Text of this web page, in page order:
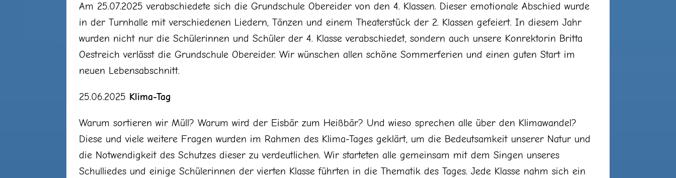
Am 25.07.2025 verabschiedete sich die Grundschule Obereider von den 4. Klassen. Dieser emotionale Abschied wurde
in der Turnhalle mit verschiedenen Liedern, Tänzen und einem Theaterstück der 2. Klassen gefeiert. In diesem Jahr
wurden nicht nur die Schülerinnen und Schüler der 4. Klasse verabschiedet, sondern auch unsere Konrektorin Britta
Oestreich verlässt die Grundschule Obereider. Wir wünschen allen schöne Sommerferien und einen guten Start im
neuen Lebensabschnitt.
25.06.2025 Klima-Tag
Warum sortieren wir Müll? Warum wird der Eisbär zum Heißbär? Und wieso sprechen alle über den Klimawandel?
Diese und viele weitere Fragen wurden im Rahmen des Klima-Tages geklärt, um die Bedeutsamkeit unserer Natur und
die Notwendigkeit des Schutzes dieser zu verdeutlichen. Wir starteten alle gemeinsam mit dem Singen unseres
Schulliedes und einige Schülerinnen der vierten Klasse führten in die Thematik des Tages. Jede Klasse nahm sich ein